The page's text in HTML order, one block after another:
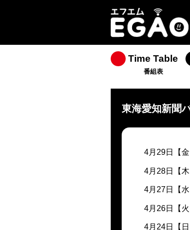
Time Table
番組表
東海愛知新聞
4月29日【金
4月28日【木
4月27日【水
4月26日【火
4月24日【日